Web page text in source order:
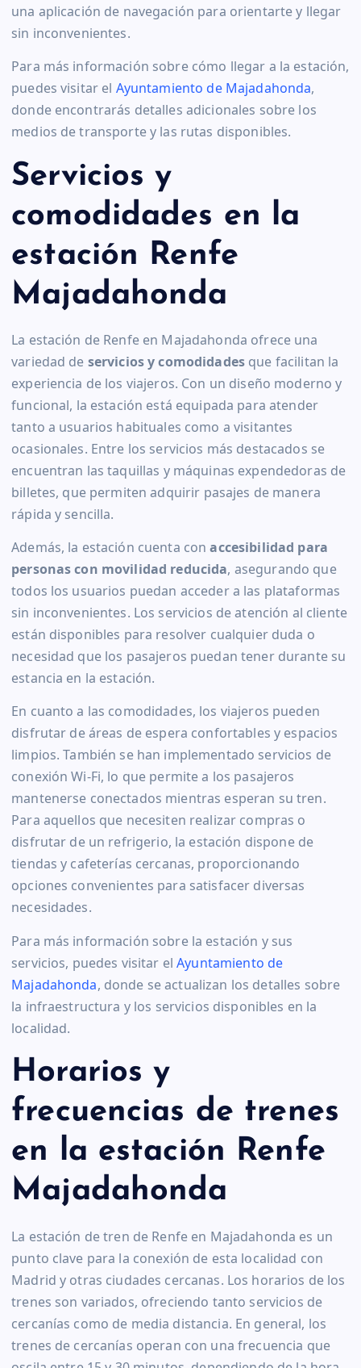
una aplicación de navegación para orientarte y llegar
sin inconvenientes.
Para más información sobre cómo llegar a la estación,
puedes visitar el Ayuntamiento de Majadahonda,
donde encontrarás detalles adicionales sobre los
medios de transporte y las rutas disponibles.
Servicios y
comodidades en la
estación Renfe
Majadahonda
La estación de Renfe en Majadahonda ofrece una
variedad de servicios y comodidades que facilitan la
experiencia de los viajeros. Con un diseño moderno y
funcional, la estación está equipada para atender
tanto a usuarios habituales como a visitantes
ocasionales. Entre los servicios más destacados se
encuentran las taquillas y máquinas expendedoras de
billetes, que permiten adquirir pasajes de manera
rápida y sencilla.
Además, la estación cuenta conaccesibilidad para
personas con movilidad reducida, asegurando que
todos los usuarios puedan acceder a las plataformas
sin inconvenientes. Los servicios de atención al cliente
están disponibles para resolver cualquier duda o
necesidad que los pasajeros puedan tener durante su
estancia en la estación.
En cuanto a las comodidades, los viajeros pueden
disfrutar de áreas de espera confortables y espacios
limpios. También se han implementado servicios de
conexión Wi-Fi, lo que permite a los pasajeros
mantenerse conectados mientras esperan su tren.
Para aquellos que necesiten realizar compras o
disfrutar de un refrigerio, la estación dispone de
tiendas y cafeterías cercanas, proporcionando
opciones convenientes para satisfacer diversas
necesidades.
Para más información sobre la estación y sus
servicios, puedes visitar elAyuntamiento de
Majadahonda, donde se actualizan los detalles sobre
la infraestructura y los servicios disponibles en la
localidad.
Horarios y
frecuencias de trenes
en la estación Renfe
Majadahonda
La estación de tren de Renfe en Majadahonda es un
punto clave para la conexión de esta localidad con
Madrid y otras ciudades cercanas. Los horarios de los
trenes son variados, ofreciendo tanto servicios de
cercanías como de media distancia. En general, los
trenes de cercanías operan con una frecuencia que